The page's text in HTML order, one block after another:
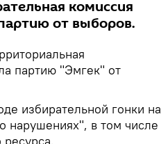
комиссия
от выборов.
партию "Эмгек" от
избирательной гонки на
нарушениях", в том числе